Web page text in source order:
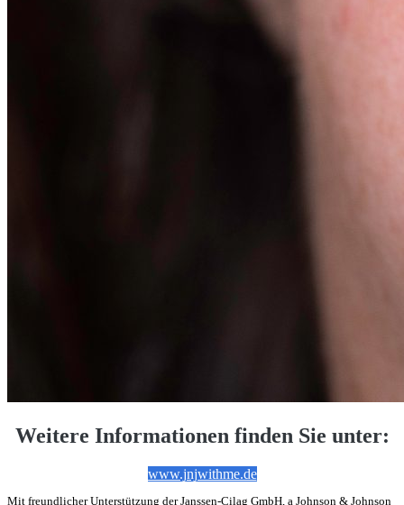
Weitere Informationen finden Sie unter:
www.jnjwithme.de
Mit freundlicher Unterstützung der Janssen-Cilag GmbH, a Johnson & Johnson